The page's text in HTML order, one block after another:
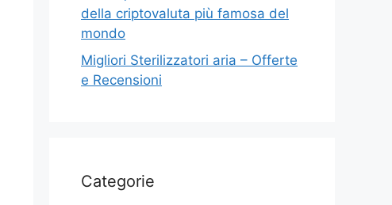
della criptovaluta più famosa del
mondo
Migliori Sterilizzatori aria – Offerte
e Recensioni
Categorie